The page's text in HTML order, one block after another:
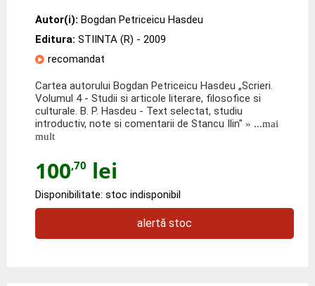
Autor(i): Bogdan Petriceicu Hasdeu
Editura: STIINTA (R) - 2009
recomandat
Cartea autorului Bogdan Petriceicu Hasdeu „Scrieri.
Volumul 4 - Studii si articole literare, filosofice si
culturale. B. P. Hasdeu - Text selectat, studiu
introductiv, note si comentarii de Stancu Ilin" » ...mai
mult
100,70 lei
Disponibilitate: stoc indisponibil
alertă stoc